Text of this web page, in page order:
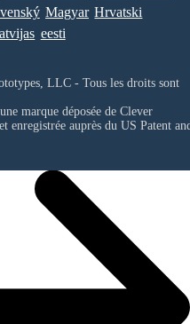
Magyar Hrvatski
eesti
LLC - Tous les droits sont
marque déposée de Clever
enregistrée auprès du US Patent